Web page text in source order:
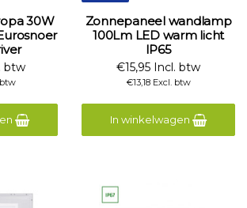
30W
btw
Zonnepaneel wandlamp
100Lm LED warm licht
IP65
€15,95 Incl. btw
€13,18 Excl. btw
In winkelwagen